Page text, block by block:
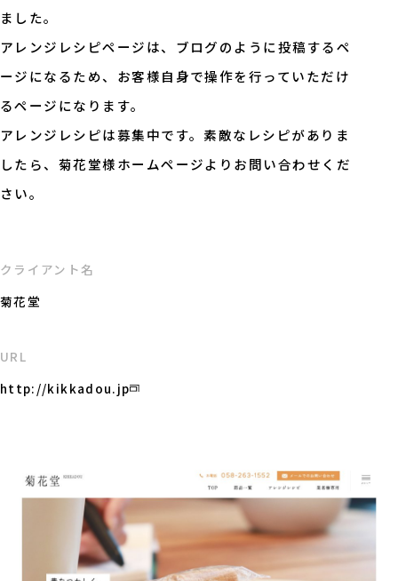
ました。
アレンジレシピページは、ブログのように投稿するペ
ージになるため、お客様自身で操作を行っていただけ
るページになります。
アレンジレシピは募集中です。素敵なレシピがありま
したら、菊花堂様ホームページよりお問い合わせくだ
さい。
クライアント名
菊花堂
URL
http://kikkadou.jp